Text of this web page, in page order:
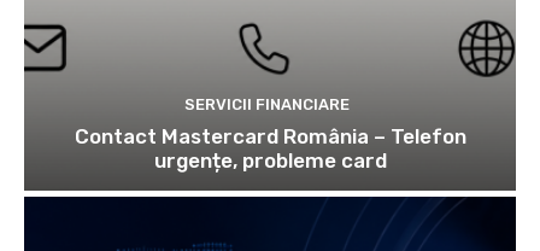
SERVICII FINANCIARE
Contact Mastercard România – Telefon
urgențe, probleme card